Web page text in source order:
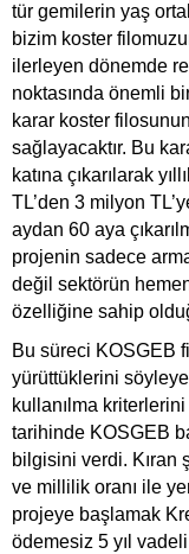
tür gemilerin yaş
bizim koster
ilerleyen dönemde
noktasında önemli
karar koster
sağlayacaktır. Bu
katına çıkarılarak
TL’den 3 milyon
aydan 60 aya
projenin sadece
değil sektörün
özelliğine sahip
Bu süreci KOSGEB
yürüttüklerini
kullanılma
tarihinde KOSGEB
bilgisini verdi. Kıran
ve millilik oranı ile
projeye başlamak
ödemesiz 5 yıl